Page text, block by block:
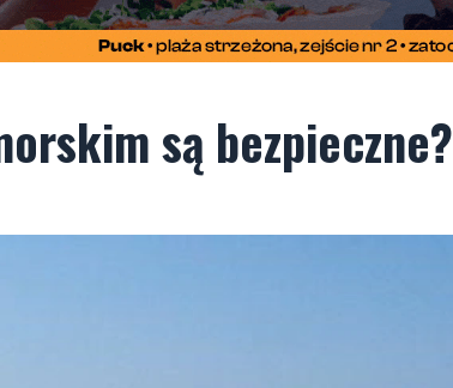
są bezpieczne?